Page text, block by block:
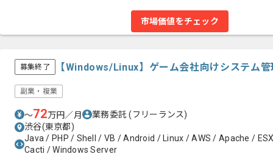
市場価値をチェック
募集終了 【Windows/Linux】ゲーム会社向けシステム
副業・複業
〜72万円／月 業務委託(フリーランス)
渋谷(東京都)
Java / PHP / Shell / VB / Android / Linux / AWS / Apache /
Cacti / Windows Server